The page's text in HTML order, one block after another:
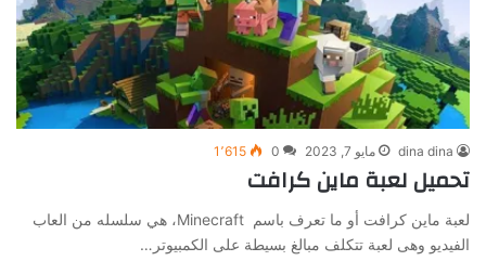
dina dina مايو 7, 2023 0 1٬615
تحميل لعبة ماين كرافت
لعبة ماين كرافت أو ما تعرف باسم Minecraft، هي سلسله من العاب
الفيديو وهى لعبة تتكلف مبالغ بسيطة على الكمبيوتر…